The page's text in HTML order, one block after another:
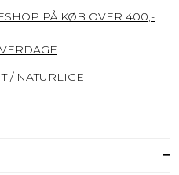
PÅ KØB OVER 400,-
/ NATURLIGE